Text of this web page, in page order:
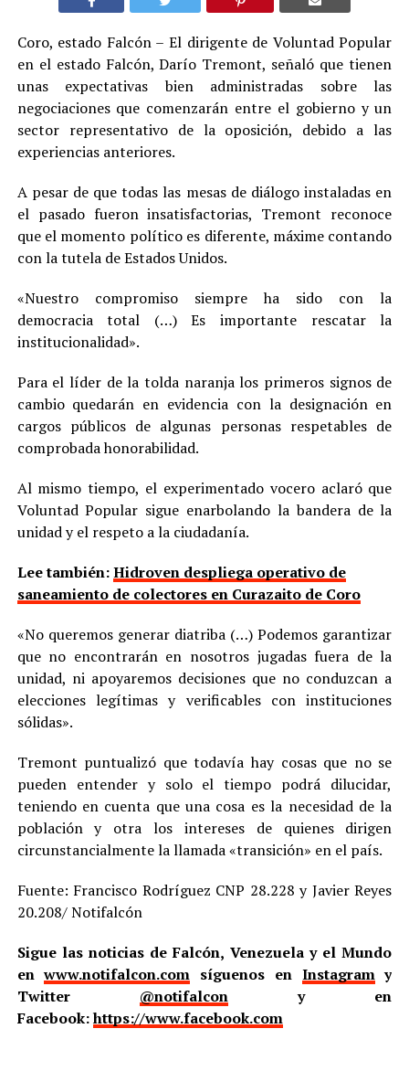
Coro, estado Falcón – El dirigente de Voluntad Popular
en el estado Falcón, Darío Tremont, señaló que tienen
unas expectativas bien administradas sobre las
negociaciones que comenzarán entre el gobierno y un
sector representativo de la oposición, debido a las
experiencias anteriores.
A pesar de que todas las mesas de diálogo instaladas en
el pasado fueron insatisfactorias, Tremont reconoce
que el momento político es diferente, máxime contando
con la tutela de Estados Unidos.
«Nuestro compromiso siempre ha sido con la
democracia total (…) Es importante rescatar la
institucionalidad».
Para el líder de la tolda naranja los primeros signos de
cambio quedarán en evidencia con la designación en
cargos públicos de algunas personas respetables de
comprobada honorabilidad.
Al mismo tiempo, el experimentado vocero aclaró que
Voluntad Popular sigue enarbolando la bandera de la
unidad y el respeto a la ciudadanía.
Lee también:Hidroven despliega operativo de
saneamiento de colectores en Curazaito de Coro
«No queremos generar diatriba (…) Podemos garantizar
que no encontrarán en nosotros jugadas fuera de la
unidad, ni apoyaremos decisiones que no conduzcan a
elecciones legítimas y verificables con instituciones
sólidas».
Tremont puntualizó que todavía hay cosas que no se
pueden entender y solo el tiempo podrá dilucidar,
teniendo en cuenta que una cosa es la necesidad de la
población y otra los intereses de quienes dirigen
circunstancialmente la llamada «transición» en el país.
Fuente: Francisco Rodríguez CNP 28.228 y Javier Reyes
20.208/ Notifalcón
Sigue las noticias de Falcón, Venezuela y el Mundo
enwww.notifalcon.com síguenos en Instagramy
Twitter @notifalcony en
Facebook:https://www.facebook.com